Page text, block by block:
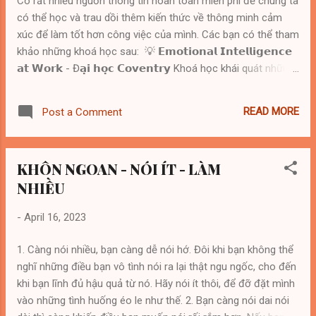
mắt dễ bị mọi thứ lôi cuốn. Tập trung làm tốt
việc bạn cần làm, nỗ lực hết mình để đạt
được mục tiêu. Khi bạn thật sự cố gắng, bạn
sẽ phát hiện rằng mình xuất sắc hơn so với
tưởng tượng rất nhiều. Trên đời này ngoại trừ
nhỏ. Bất kể bạn gặp chuyện phiền não gì, đều
lu...
có thể học và trau dồi thêm kiến thức về thông minh cảm
xúc để làm tốt hơn công việc của mình. Các bạn có thể tham
khảo những khoá học sau: 💡 𝗘𝗺𝗼𝘁𝗶𝗼𝗻𝗮𝗹 𝗜𝗻𝘁𝗲𝗹𝗹𝗶𝗴𝗲𝗻𝗰𝗲
𝗮𝘁 𝗪𝗼𝗿𝗸 - Đ𝗮̣𝗶 𝗵𝗼̣𝗰 𝗖𝗼𝘃𝗲𝗻𝘁𝗿𝘆 Khoá học khái quát những
động lực, thấu cảm, những kĩ năng xã hội và cách để áp
dụng những kiến thức này trong môi trường công sở. Link
𝗘𝗺𝗼𝘁𝗶𝗼𝗻𝗮𝗹 𝗜𝗻𝘁𝗲𝗹𝗹𝗶𝗴𝗲𝗻𝗰𝗲 𝗮𝘁 𝗪𝗼𝗿𝗸 - Đ𝗮̣𝗶 𝗵𝗼̣𝗰
𝗖𝗮𝗹𝗶𝗳𝗼𝗿𝗻𝗶𝗮, 𝗕𝗲𝗿𝗸𝗲𝗹𝗲𝘆 Khoá học giới thiệu tổng quát về
phát triển khả năng thấu cảm tại nơi làm việc. Khoá học này
tại nơi làm việc đặc biệt trong các tình huống giao tiếp, giải
quyết ...
Post a Comment READ MORE
KHÔN NGOAN - NÓI ÍT - LÀM
NHIỀU
- April 16, 2023
1. Càng nói nhiều, bạn càng dễ nói hớ. Đôi khi bạn không thể
nghĩ những điều bạn vô tình nói ra lại thật ngu ngốc, cho đến
khi bạn lĩnh đủ hậu quả từ nó. Hãy nói ít thôi, để đỡ đặt mình
vào những tình huống éo le như thế. 2. Bạn càng nói dai nói